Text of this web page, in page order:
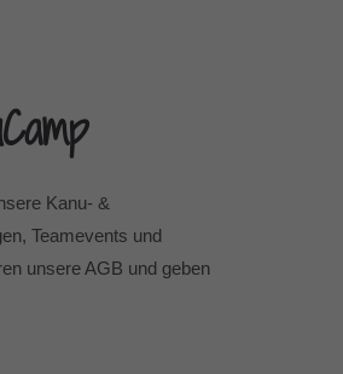
Kanu- &
Teamevents und
unsere AGB und geben